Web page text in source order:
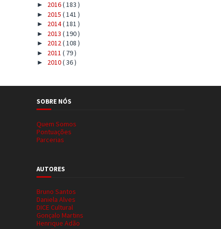
► 2016( 183 )
► 2015 ( 141 )
► 2014( 181 )
► 2013 ( 190 )
► 2012( 108 )
► 2011 ( 79 )
► 2010( 36 )
SOBRE NÓS
Quem Somos
Pontuações
Parcerias
AUTORES
Bruno Santos
Daniela Alves
DICE Cultural
Gonçalo Martins
Henrique Adão